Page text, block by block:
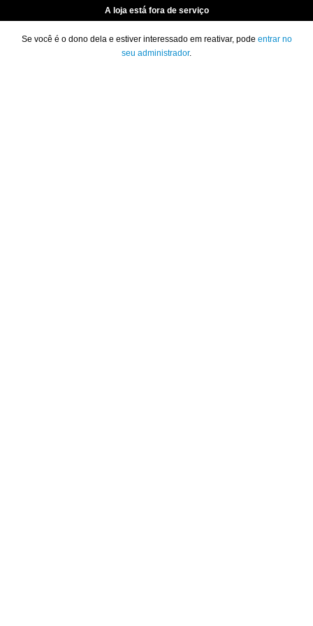
A loja está fora de serviço
Se você é o dono dela e estiver interessado em reativar, pode entrar no
seu administrador.